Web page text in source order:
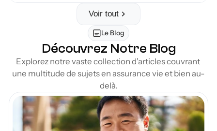
Voir tout
Le Blog
Découvrez Notre Blog
Explorez notre vaste collection d'articles couvrant
une multitude de sujets en assurance vie et bien au-
delà.
Blog